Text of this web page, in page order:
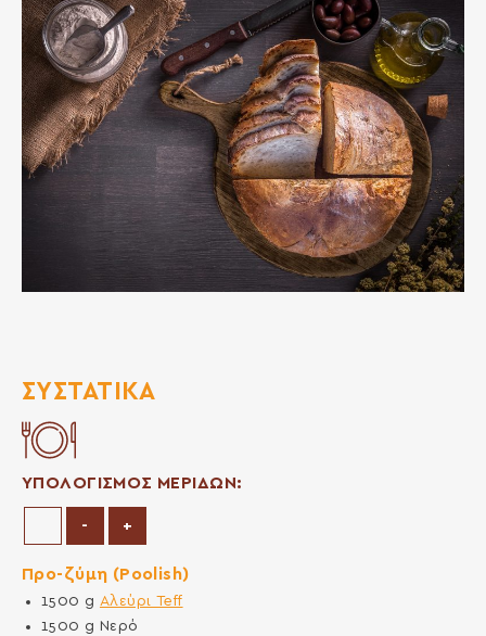
ΣΥΣΤΑΤΙΚΆ
ΥΠΟΛΟΓΙΣΜΟΣ ΜΕΡΙΔΩΝ:
- Μείωση μερίδων
+Αύξηση μερίδων
Προ-ζύμη (Poolish)
1500 g Αλεύρι Teff
1500 g Νερό